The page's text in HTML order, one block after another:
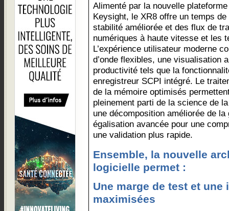
Alimenté par la nouvelle
Keysight, le XR8 offre un temps
stabilité améliorée et des flux de
numériques à haute vitesse et les
L’expérience utilisateur moderne
d’onde flexibles, une visualisation
productivité tels que la
enregistreur SCPI intégré. Le
de la mémoire optimisés
pleinement parti de la science de
une décomposition améliorée de
égalisation avancée pour une
une validation plus rapide.
Ensemble, la nouvelle
logicielle permet :
Une marge de test et
maximisées